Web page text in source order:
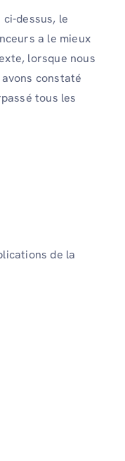
ci-dessus, le
a le mieux
lorsque nous
constaté
tous les
de la